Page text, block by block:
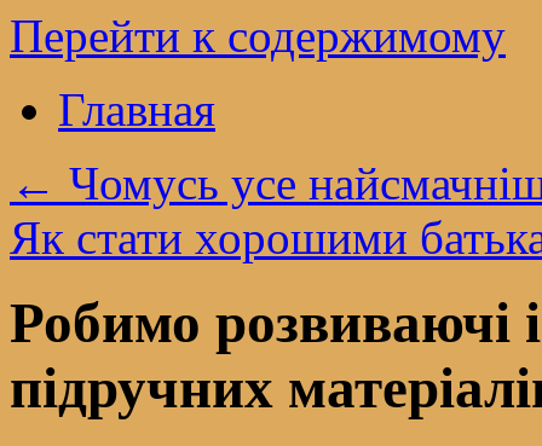
Перейти к содержимому
Главная
← Чомусь усе
Як стати хорошими
Робимо розвиваючі
підручних